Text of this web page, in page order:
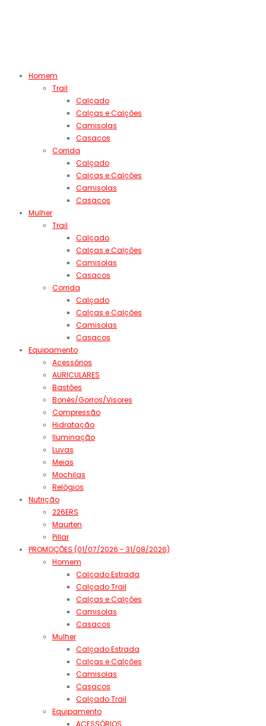
Homem
Trail
Calçado
Calças e Calções
Camisolas
Casacos
Corrida
Calçado
Calças e Calções
Camisolas
Casacos
Mulher
Trail
Calçado
Calças e Calções
Camisolas
Casacos
Corrida
Calçado
Calças e Calções
Camisolas
Casacos
Equipamento
Acessórios
AURICULARES
Bastões
Bonés/Gorros/Visores
Compressão
Hidratação
Iluminação
Luvas
Meias
Mochilas
Relógios
Nutrição
226ERS
Maurten
Pillar
PROMOÇÕES (01/07/2026 - 31/08/2026)
Homem
Calçado Estrada
Calçado Trail
Calças e Calções
Camisolas
Casacos
Mulher
Calçado Estrada
Calças e Calções
Camisolas
Casacos
Calçado Trail
Equipamento
ACESSÓRIOS